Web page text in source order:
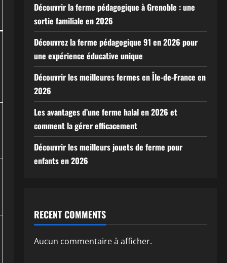
Découvrir la ferme pédagogique à Grenoble : une
sortie familiale en 2026
Découvrez la ferme pédagogique 91 en 2026 pour
une expérience éducative unique
Découvrir les meilleures fermes en Île-de-France en
2026
Les avantages d’une ferme halal en 2026 et
comment la gérer efficacement
Découvrir les meilleurs jouets de ferme pour
enfants en 2026
RECENT COMMENTS
Aucun commentaire à afficher.